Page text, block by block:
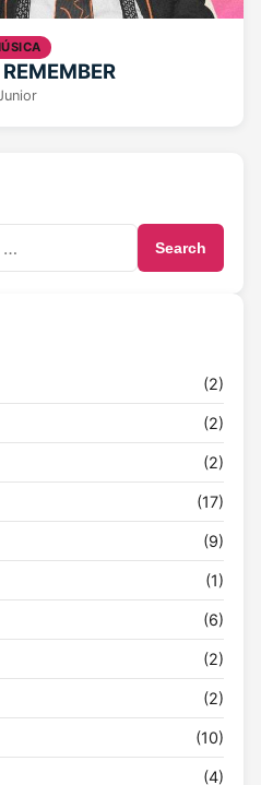
Search
(2)
(2)
(2)
(17)
(9)
(1)
(6)
(2)
(2)
(10)
(4)